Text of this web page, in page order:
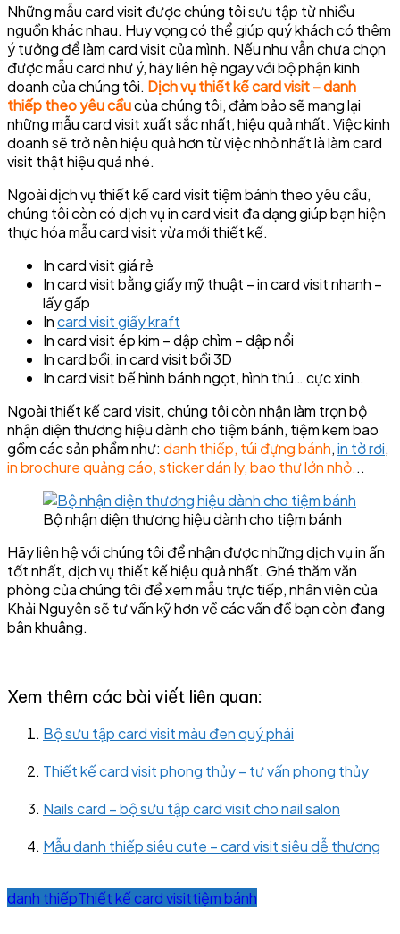
Những mẫu card visit được chúng tôi sưu tập từ nhiều
nguồn khác nhau. Huy vọng có thể giúp quý khách có thêm
ý tưởng để làm card visit của mình. Nếu như vẫn chưa chọn
được mẫu card như ý, hãy liên hệ ngay với bộ phận kinh
doanh của chúng tôi. Dịch vụ thiết kế card visit – danh
thiếp theo yêu cầucủa chúng tôi, đảm bảo sẽ mang lại
những mẫu card visit xuất sắc nhất, hiệu quả nhất. Việc kinh
doanh sẽ trở nên hiệu quả hơn từ việc nhỏ nhất là làm card
visit thật hiệu quả nhé.
Ngoài dịch vụ thiết kế card visit tiệm bánh theo yêu cầu,
chúng tôi còn có dịch vụ in card visit đa dạng giúp bạn hiện
thực hóa mẫu card visit vừa mới thiết kế.
In card visit giá rẻ
In card visit bằng giấy mỹ thuật – in card visit nhanh –
lấy gấp
Incard visit giấy kraft
In card visit ép kim – dập chìm – dập nổi
In card bồi, in card visit bồi 3D
In card visit bế hình bánh ngọt, hình thú… cực xinh.
Ngoài thiết kế card visit, chúng tôi còn nhận làm trọn bộ
nhận diện thương hiệu dành cho tiệm bánh, tiệm kem bao
gồm các sản phẩm như: danh thiếp, túi đựng bánh,in tờ rơi,
in brochure quảng cáo, sticker dán ly, bao thư lớn nhỏ...
Bộ nhận diện thương hiệu dành cho tiệm bánh
Hãy liên hệ với chúng tôi để nhận được những dịch vụ in ấn
tốt nhất, dịch vụ thiết kế hiệu quả nhất. Ghé thăm văn
phòng của chúng tôi để xem mẫu trực tiếp, nhân viên của
Khải Nguyên sẽ tư vấn kỹ hơn về các vấn đề bạn còn đang
bân khuâng.
Xem thêm các bài viết liên quan:
Bộ sưu tập card visit màu đen quý phái
Thiết kế card visit phong thủy – tư vấn phong thủy
Nails card – bộ sưu tập card visit cho nail salon
Mẫu danh thiếp siêu cute – card visit siêu dễ thương
danh thiếpThiết kế card visittiệm bánh